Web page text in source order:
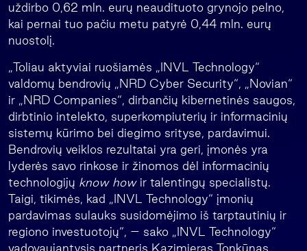
uždirbo 0,62 mln. eurų neaudituoto grynojo pelno,
kai pernai tuo pačiu metu patyrė 0,44 mln. eurų
nuostolį.
„Toliau aktyviai ruošiamės „INVL Technology“
valdomų bendrovių „NRD Cyber Security“, „Novian“
ir „NRD Companies“, dirbančių kibernetinės saugos,
dirbtinio intelekto, superkompiuterių ir informacinių
sistemų kūrimo bei diegimo srityse, pardavimui.
Bendrovių veiklos rezultatai yra geri, įmonės yra
lyderės savo rinkose ir žinomos dėl informacinių
technologijų know how ir talentingų specialistų.
Taigi, tikimės, kad „INVL Technology“ įmonių
pardavimas sulauks susidomėjimo iš tarptautinių ir
regiono investuotojų“, – sako „INVL Technology“
vadovaujantysis partneris Kazimieras Tonkūnas.